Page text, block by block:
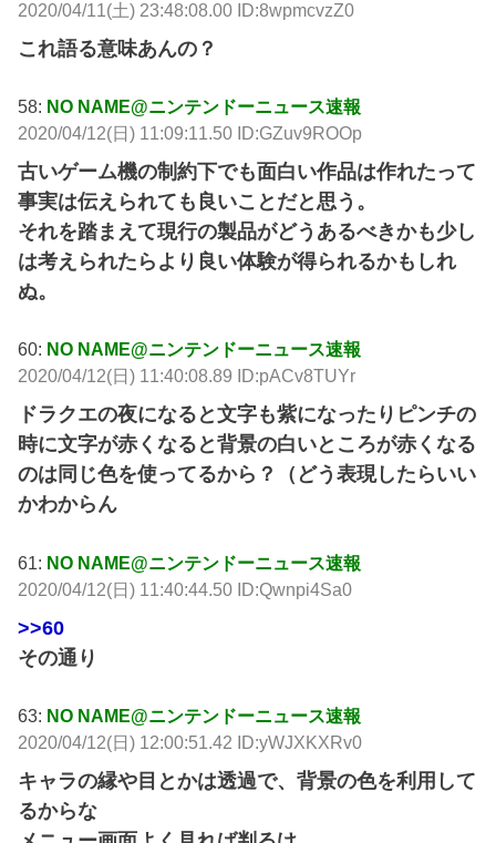
2020/04/11(土) 23:48:08.00 ID:8wpmcvzZ0
これ語る意味あんの？
58: NO NAME@ニンテンドーニュース速報
2020/04/12(日) 11:09:11.50 ID:GZuv9ROOp
古いゲーム機の制約下でも面白い作品は作れたって
事実は伝えられても良いことだと思う。
それを踏まえて現行の製品がどうあるべきかも少し
は考えられたらより良い体験が得られるかもしれ
ぬ。
60: NO NAME@ニンテンドーニュース速報
2020/04/12(日) 11:40:08.89 ID:pACv8TUYr
ドラクエの夜になると文字も紫になったりピンチの
時に文字が赤くなると背景の白いところが赤くなる
のは同じ色を使ってるから？（どう表現したらいい
かわからん
61: NO NAME@ニンテンドーニュース速報
2020/04/12(日) 11:40:44.50 ID:Qwnpi4Sa0
>>60
その通り
63: NO NAME@ニンテンドーニュース速報
2020/04/12(日) 12:00:51.42 ID:yWJXKXRv0
キャラの縁や目とかは透過で、背景の色を利用して
るからな